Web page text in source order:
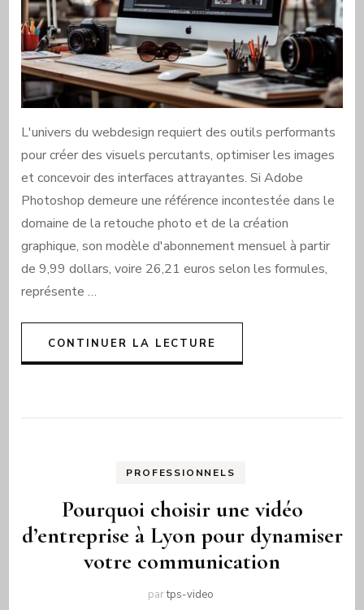
L'univers du webdesign requiert des outils performants
pour créer des visuels percutants, optimiser les images
et concevoir des interfaces attrayantes. Si Adobe
Photoshop demeure une référence incontestée dans le
domaine de la retouche photo et de la création
graphique, son modèle d'abonnement mensuel à partir
de 9,99 dollars, voire 26,21 euros selon les formules,
représente …
CONTINUER LA LECTURE
PROFESSIONNELS
Pourquoi choisir une vidéo
d’entreprise à Lyon pour dynamiser
votre communication
partps-video